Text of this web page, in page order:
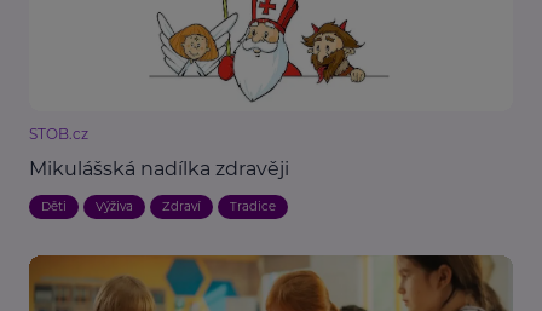
STOB.cz
Mikulášská nadílka zdravěji
Děti Výživa Zdraví Tradice